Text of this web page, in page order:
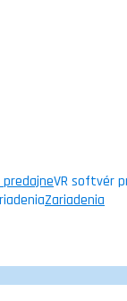
predajneVR softvér
Zariadenia